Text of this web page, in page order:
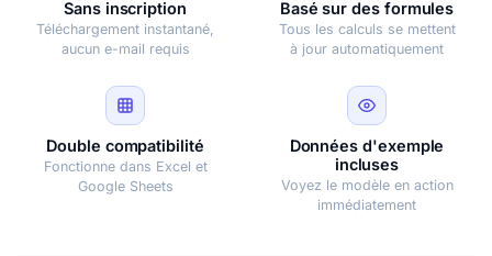
Sans inscription
Téléchargement instantané,
aucun e-mail requis
Basé sur des formules
Tous les calculs se mettent
à jour automatiquement
Double compatibilité
Fonctionne dans Excel et
Google Sheets
Données d'exemple
incluses
Voyez le modèle en action
immédiatement